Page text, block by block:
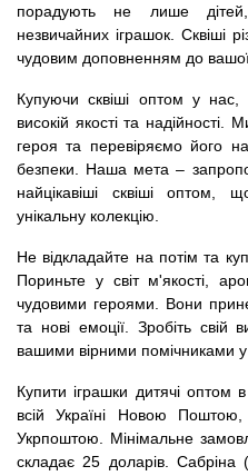
порадують не лише
незвичайних іграшок. Сквіші
чудовим доповненням до вашої
Купуючи сквіші оптом у
високій якості та
героя та перевіряємо його на
безпеки. Наша мета –
найцікавіші сквіші оптом,
унікальну колекцію.
Не відкладайте на потім та
Пориньте у світ м'якості,
чудовими героями. Вони
та нові емоції. Зробіть свій
вашими вірними помічниками
Купити іграшки дитячі
всій Україні Новою Поштою,
Укрпоштою. Мінімальне
складає 25 доларів.